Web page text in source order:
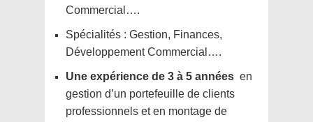
Commercial….
Spécialités : Gestion, Finances,
Développement Commercial….
Une expérience de 3 à 5 années en
gestion d’un portefeuille de clients
professionnels et en montage de